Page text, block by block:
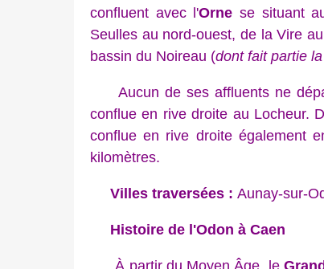
confluent avec l'Orne se situant
Seulles au nord-ouest, de la Vire
bassin du Noireau (dont fait partie
Aucun de ses affluents ne
conflue en rive droite au Locheur.
conflue en rive droite également
kilomètres.
Villes traversées : Aunay-sur-
Histoire de l'Odon à Caen
À partir du Moyen Âge, le